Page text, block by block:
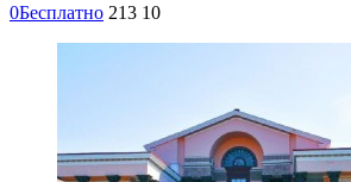
0Бесплатно 213 10